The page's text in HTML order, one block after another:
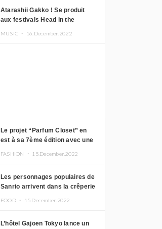
Atarashii Gakko ! Se produit
aux festivals Head in the
MUSIC ・ 16.December.2022
Le projet “Parfum Closet” en
est à sa 7ème édition avec une
FASHION ・ 15.December.2022
Les personnages populaires de
Sanrio arrivent dans la crêperie
FOOD ・ 15.December.2022
L’hôtel Gajoen Tokyo lance un